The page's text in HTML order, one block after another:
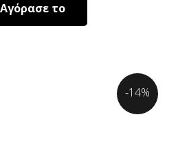
Αγόρασε το
-14%